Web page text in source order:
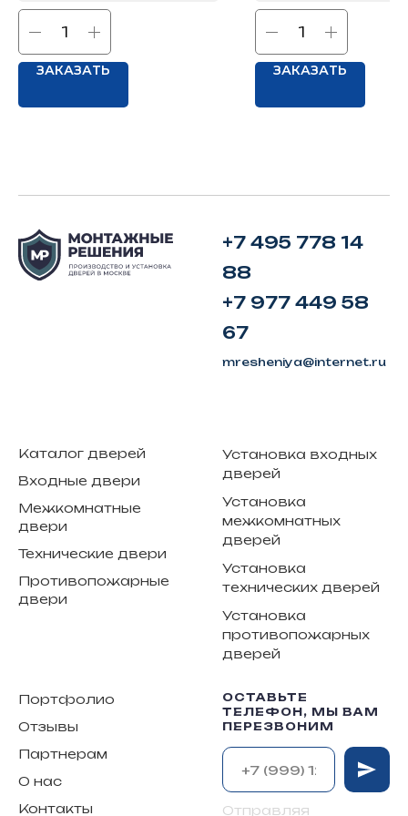
ЗАКАЗАТЬ ЗАКАЗАТЬ
+7 495 778 14
88
+7 977 449 58
67
mresheniya@internet.ru
Каталог дверей
Входные двери
Межкомнатные
двери
Технические двери
Противопожарные
двери
Установка входных
дверей
Установка
межкомнатных
дверей
Установка
технических дверей
Установка
противопожарных
дверей
Портфолио
Отзывы
Партнерам
О нас
Контакты
ОСТАВЬТЕ
ТЕЛЕФОН, МЫ ВАМ
ПЕРЕЗВОНИМ
Отправляя